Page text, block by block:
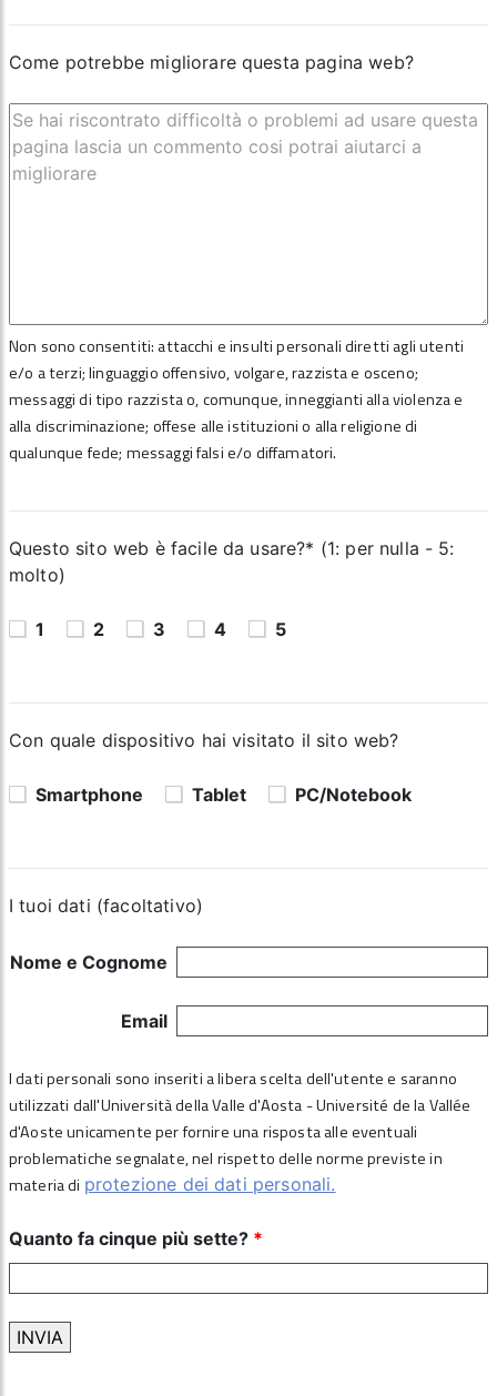
Come potrebbe migliorare questa pagina web?
Non sono consentiti: attacchi e insulti personali diretti agli utenti
e/o a terzi; linguaggio offensivo, volgare, razzista e osceno;
messaggi di tipo razzista o, comunque, inneggianti alla violenza e
alla discriminazione; offese alle istituzioni o alla religione di
qualunque fede; messaggi falsi e/o diffamatori.
Questo sito web è facile da usare?* (1: per nulla - 5:
molto)
1 2 3 4 5
Con quale dispositivo hai visitato il sito web?
Smartphone Tablet PC/Notebook
I tuoi dati (facoltativo)
Nome e Cognome
Email
I dati personali sono inseriti a libera scelta dell'utente e saranno
utilizzati dall'Università della Valle d'Aosta - Université de la Vallée
d'Aoste unicamente per fornire una risposta alle eventuali
problematiche segnalate, nel rispetto delle norme previste in
materia di protezione dei dati personali.
Quanto fa cinque più sette? *